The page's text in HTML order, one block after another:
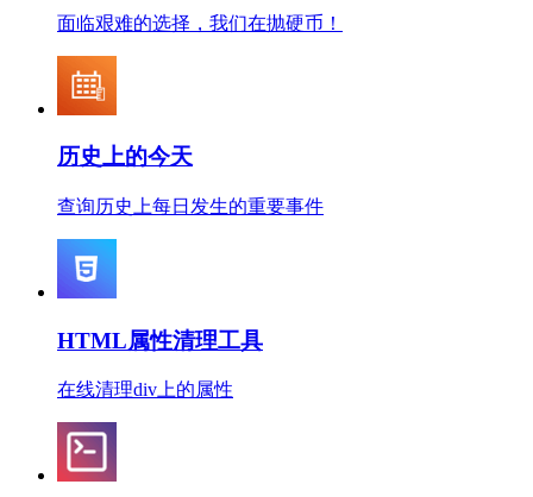
面临艰难的选择，我们在抛硬币！
历史上的今天
查询历史上每日发生的重要事件
HTML属性清理工具
在线清理div上的属性